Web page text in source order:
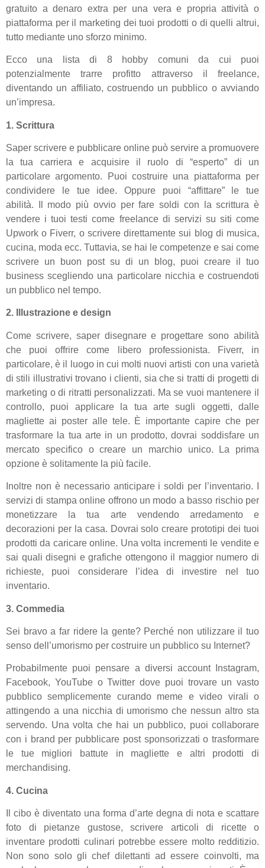
gratuito a denaro extra per una vera e propria attività o
piattaforma per il marketing dei tuoi prodotti o di quelli altrui,
tutto mediante uno sforzo minimo.
Ecco una lista di 8 hobby comuni da cui puoi
potenzialmente trarre profitto attraverso il freelance,
diventando un affiliato, costruendo un pubblico o avviando
un’impresa.
1. Scrittura
Saper scrivere e pubblicare online può servire a promuovere
la tua carriera e acquisire il ruolo di “esperto” di un
particolare argomento. Puoi costruire una piattaforma per
condividere le tue idee. Oppure puoi “affittare” le tue
abilità. Il modo più ovvio per fare soldi con la scrittura è
vendere i tuoi testi come freelance di servizi su siti come
Upwork o Fiverr, o scrivere direttamente sui blog di musica,
cucina, moda ecc. Tuttavia, se hai le competenze e sai come
scrivere un buon post su di un blog, puoi creare il tuo
business scegliendo una particolare nicchia e costruendoti
un pubblico nel tempo.
2. Illustrazione e design
Come scrivere, saper disegnare e progettare sono abilità
che puoi offrire come libero professionista. Fiverr, in
particolare, è il luogo in cui molti nuovi artisti con una varietà
di stili illustrativi trovano i clienti, sia che si tratti di progetti di
marketing o di ritratti personalizzati. Ma se vuoi mantenere il
controllo, puoi applicare la tua arte sugli oggetti, dalle
magliette ai poster alle tele. È importante capire che per
trasformare la tua arte in un prodotto, dovrai soddisfare un
mercato specifico o creare un marchio unico. La prima
opzione è solitamente la più facile.
Inoltre non è necessario anticipare i soldi per l’inventario. I
servizi di stampa online offrono un modo a basso rischio per
monetizzare la tua arte vendendo arredamento e
decorazioni per la casa. Dovrai solo creare prototipi dei tuoi
prodotti da caricare online. Una volta incrementi le vendite e
sai quali disegni e grafiche ottengono il maggior numero di
richieste, puoi considerare l’idea di investire nel tuo
inventario.
3. Commedia
Sei bravo a far ridere la gente? Perché non utilizzare il tuo
senso dell’umorismo per costruire un pubblico su Internet?
Probabilmente puoi pensare a diversi account Instagram,
Facebook, YouTube o Twitter dove puoi trovare un vasto
pubblico semplicemente curando meme e video virali o
attingendo a una nicchia di umorismo che nessun altro sta
servendo. Una volta che hai un pubblico, puoi collaborare
con i brand per pubblicare post sponsorizzati o trasformare
le tue migliori battute in magliette e altri prodotti di
merchandising.
4. Cucina
Il cibo è diventato una forma d’arte degna di nota e scattare
foto di pietanze gustose, scrivere articoli di ricette o
inventare prodotti culinari potrebbe essere molto redditizio.
Non sono solo gli chef dilettanti ad essere coinvolti, ma